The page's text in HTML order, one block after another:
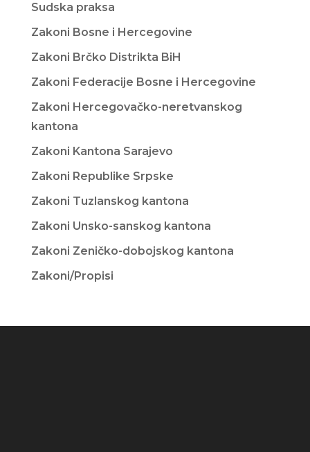
Sudska praksa
Zakoni Bosne i Hercegovine
Zakoni Brčko Distrikta BiH
Zakoni Federacije Bosne i Hercegovine
Zakoni Hercegovačko-neretvanskog
kantona
Zakoni Kantona Sarajevo
Zakoni Republike Srpske
Zakoni Tuzlanskog kantona
Zakoni Unsko-sanskog kantona
Zakoni Zeničko-dobojskog kantona
Zakoni/Propisi